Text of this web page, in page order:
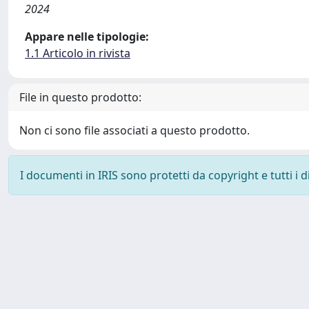
2024
Appare nelle tipologie:
1.1 Articolo in rivista
File in questo prodotto:
Non ci sono file associati a questo prodotto.
I documenti in IRIS sono protetti da copyright e tutti i